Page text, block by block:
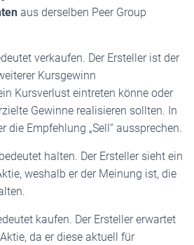
aus derselben Peer Group
verkaufen. Der Ersteller ist der
Kursgewinn
Kursverlust eintreten könne oder
Gewinne realisieren sollten. In
die Empfehlung „Sell“ aussprechen.
halten. Der Ersteller sieht ein
weshalb er der Meinung ist, die
kaufen. Der Ersteller erwartet
da er diese aktuell für